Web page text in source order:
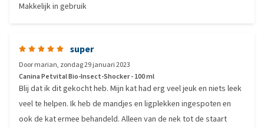
Makkelijk in gebruik
super
Doormarian, zondag 29 januari 2023
Canina Petvital Bio-Insect-Shocker - 100 ml
Blij dat ik dit gekocht heb. Mijn kat had erg veel jeuk en niets leek
veel te helpen. Ik heb de mandjes en ligplekken ingespoten en
ook de kat ermee behandeld. Alleen van de nek tot de staart